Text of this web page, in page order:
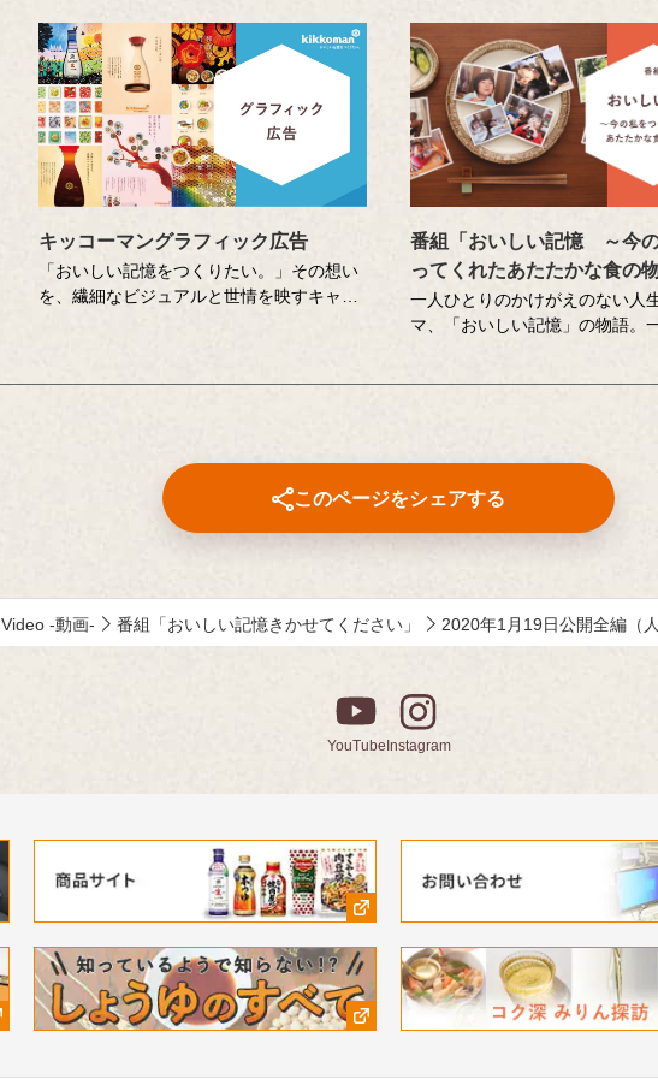
キッコーマングラフィック広告
「おいしい記憶をつくりたい。」その想い
を、繊細なビジュアルと世情を映すキャッ
番組「おいしい記憶 ～今
ってくれたあたたかな食の
一人ひとりのかけがえのない人
マ、「おいしい記憶」の物語。
番組内で好評をいただいた、以
ンツもこちらでご覧いただけま
⚫︎「伝えたい和食の技法」
尚之さんが、少しの工夫で料理
いしくなる技をご紹介。
直木賞作家で、「あなたの『お
憶』をおしえてください。」エ
テスト審査員の山本一力さんが
このページをシェアする
Video -動画- 番組「おいしい記憶きかせてください」 2020年1月19日公開全編（
YouTube Instagram